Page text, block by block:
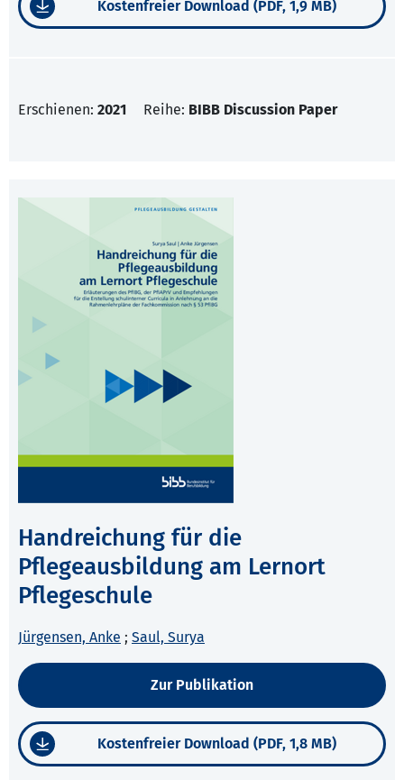
Kostenfreier Download (PDF, 1,9 MB)
Erschienen: 2021 Reihe: BIBB Discussion Paper
Handreichung für die
Pflegeausbildung am Lernort
Pflegeschule
Jürgensen, Anke ; Saul, Surya
Zur Publikation
Kostenfreier Download (PDF, 1,8 MB)